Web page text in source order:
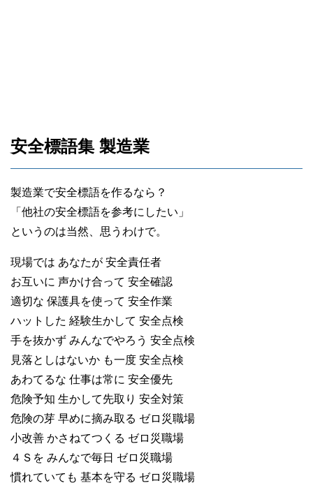
安全標語集 製造業
製造業で安全標語を作るなら？
「他社の安全標語を参考にしたい」
というのは当然、思うわけで。
現場では あなたが 安全責任者
お互いに 声かけ合って 安全確認
適切な 保護具を使って 安全作業
ハットした 経験生かして 安全点検
手を抜かず みんなでやろう 安全点検
見落としはないか も一度 安全点検
あわてるな 仕事は常に 安全優先
危険予知 生かして先取り 安全対策
危険の芽 早めに摘み取る ゼロ災職場
小改善 かさねてつくる ゼロ災職場
４Ｓを みんなで毎日 ゼロ災職場
慣れていても 基本を守る ゼロ災職場